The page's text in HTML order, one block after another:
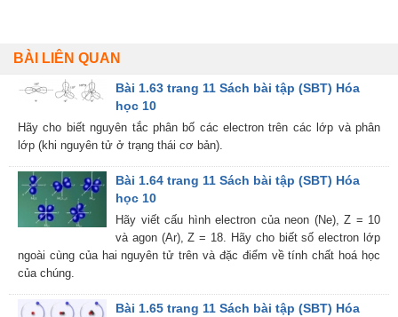
BÀI LIÊN QUAN
Bài 1.63 trang 11 Sách bài tập (SBT) Hóa
học 10
Hãy cho biết nguyên tắc phân bố các electron trên các lớp và phân
lớp (khi nguyên tử ở trạng thái cơ bản).
Bài 1.64 trang 11 Sách bài tập (SBT) Hóa
học 10
Hãy viết cấu hình electron của neon (Ne), Z = 10
và agon (Ar), Z = 18. Hãy cho biết số electron lớp
ngoài cùng của hai nguyên tử trên và đặc điểm về tính chất hoá học
của chúng.
Bài 1.65 trang 11 Sách bài tập (SBT) Hóa